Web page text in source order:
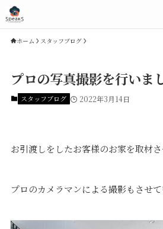
Concept
ホーム スタッフブログ
プロの写真撮影を行いま
スタッフブログ 2022年3月14日
お引渡しをしたお客様のお家を取材
プロのカメラマンによる撮影もさせて